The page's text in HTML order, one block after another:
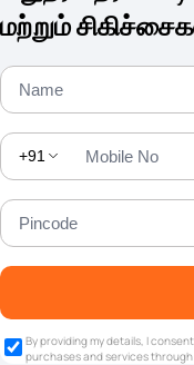
மற்றும்
+91
By providing my details, I
purchases and services